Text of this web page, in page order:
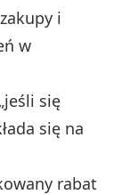
i
w
się
się na
rabat